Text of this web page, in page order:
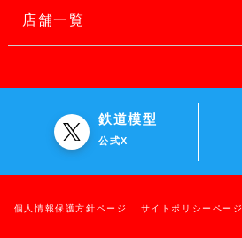
店舗一覧
鉄道模型
公式X
個人情報保護方針ページ サイトポリシーページ